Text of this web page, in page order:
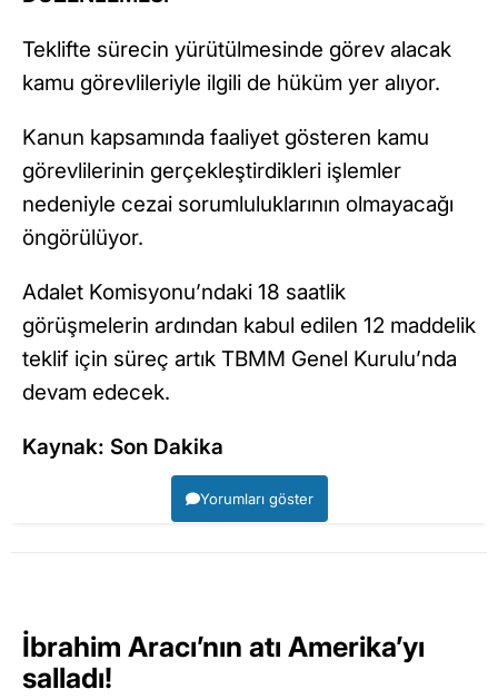
Teklifte sürecin yürütülmesinde görev alacak
kamu görevlileriyle ilgili de hüküm yer alıyor.
Kanun kapsamında faaliyet gösteren kamu
görevlilerinin gerçekleştirdikleri işlemler
nedeniyle cezai sorumluluklarının olmayacağı
öngörülüyor.
Adalet Komisyonu’ndaki 18 saatlik
görüşmelerin ardından kabul edilen 12 maddelik
teklif için süreç artık TBMM Genel Kurulu’nda
devam edecek.
Kaynak: Son Dakika
Yorumları göster
İbrahim Aracı’nın atı Amerika’yı
salladı!